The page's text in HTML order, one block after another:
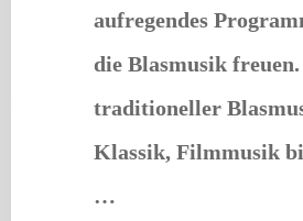
aufregendes
die Blasmusik freuen.
traditioneller
Klassik, Filmmusik
…